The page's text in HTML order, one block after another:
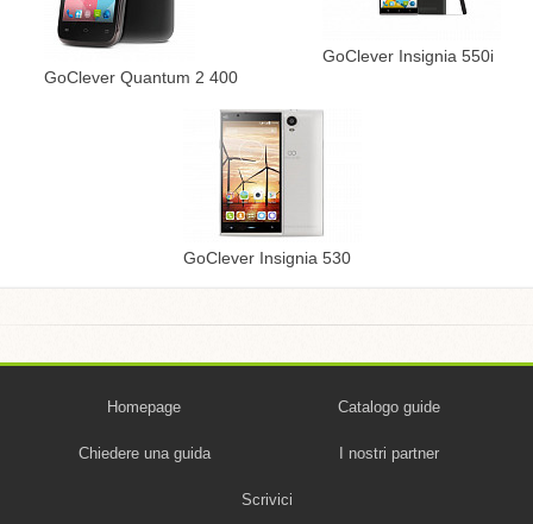
GoClever Quantum 2 400
GoClever Insignia 550i
GoClever Insignia 530
Homepage Catalogo guide
Chiedere una guida I nostri partner
Scrivici